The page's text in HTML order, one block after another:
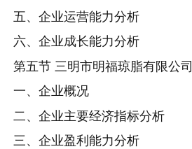
五、企业运营能力分析
六、企业成长能力分析
第五节 三明市明福琼脂有限公司
一、企业概况
二、企业主要经济指标分析
三、企业盈利能力分析